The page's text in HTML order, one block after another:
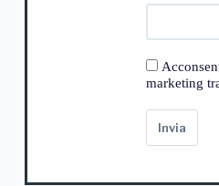
marketing
Invia